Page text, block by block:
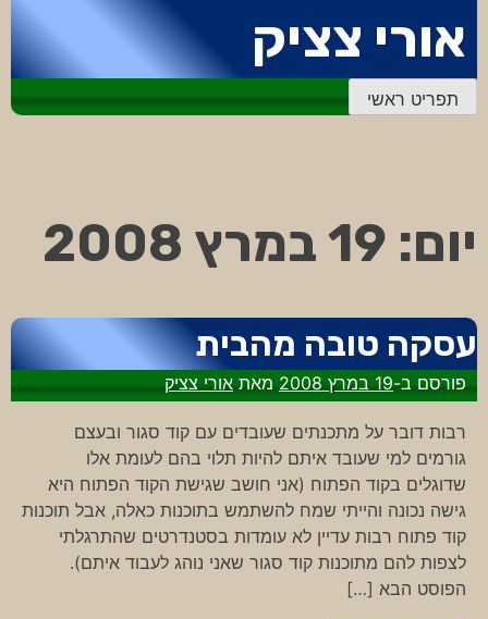
לתוכן
אורי צציק
תפריט ראשי
יום: 19 במרץ 2008
עסקה טובה מהבית
פורסם ב-19 במרץ 2008 מאתאורי צציק
רבות דובר על מתכנתים שעובדים עם קוד סגור ובעצם
גורמים למי שעובד איתם להיות תלוי בהם לעומת אלו
שדוגלים בקוד הפתוח (אני חושב שגישת הקוד הפתוח היא
גישה נכונה והייתי שמח להשתמש בתוכנות כאלה, אבל תוכנות
קוד פתוח רבות עדיין לא עומדות בסטנדרטים שהתרגלתי
לצפות להם מתוכנות קוד סגור שאני נוהג לעבוד איתם).
הפוסט הבא […]